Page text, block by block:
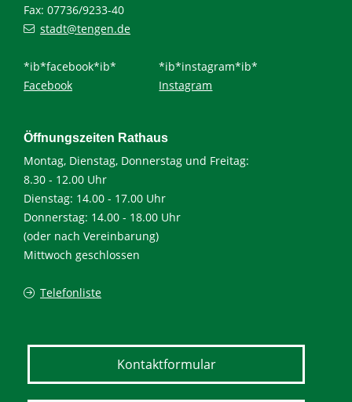
Fax: 07736/9233-40
stadt@tengen.de
*ib*facebook*ib*
Facebook
*ib*instagram*ib*
Instagram
Öffnungszeiten Rathaus
Montag, Dienstag, Donnerstag und Freitag:
8.30 - 12.00 Uhr
Dienstag: 14.00 - 17.00 Uhr
Donnerstag: 14.00 - 18.00 Uhr
(oder nach Vereinbarung)
Mittwoch geschlossen
Telefonliste
Kontaktformular